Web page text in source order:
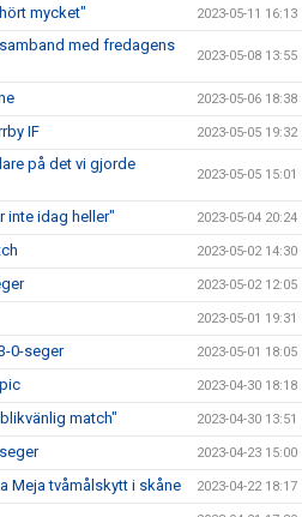
mycket" 2023-05-11 16:13
med fredagens
2023-05-08 13:55
2023-05-06 18:38
IF 2023-05-05 19:32
på det vi gjorde
2023-05-05 15:01
inte idag heller" 2023-05-04 20:24
2023-05-02 14:30
2023-05-02 12:05
2023-05-01 19:31
0-seger 2023-05-01 18:05
2023-04-30 18:18
match" 2023-04-30 13:51
2023-04-23 15:00
Meja tvåmålskytt i skåne 2023-04-22 18:17